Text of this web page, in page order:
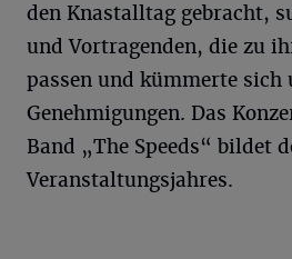
den Knastalltag gebracht,
und Vortragenden, die zu
passen und kümmerte sich
Genehmigungen. Das
Band „The Speeds“ bildet
Veranstaltungsjahres.